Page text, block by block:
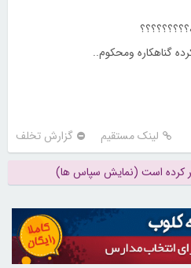
گناهکاره ومحکوم..
لینک مستقیم گزارش تخلف
کرده است (نمایش سپاس ها)